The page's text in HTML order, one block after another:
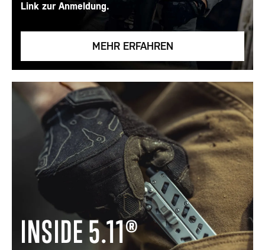
Link zur Anmeldung.
MEHR ERFAHREN
INSIDE 5.11®